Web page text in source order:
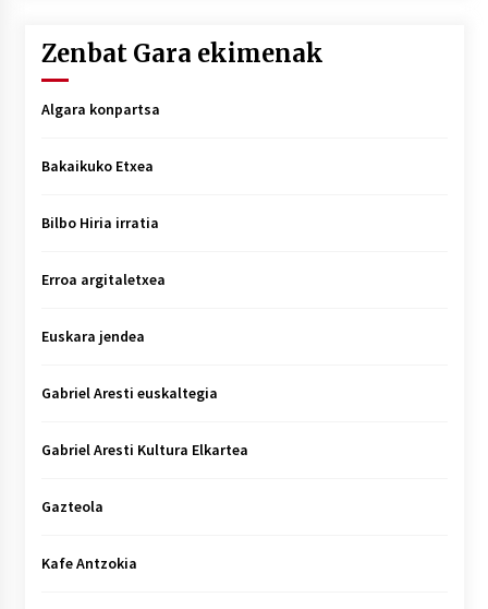
Zenbat Gara ekimenak
Algara konpartsa
Bakaikuko Etxea
Bilbo Hiria irratia
Erroa argitaletxea
Euskara jendea
Gabriel Aresti euskaltegia
Gabriel Aresti Kultura Elkartea
Gazteola
Kafe Antzokia